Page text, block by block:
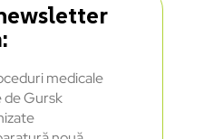
medicale
de Gursk